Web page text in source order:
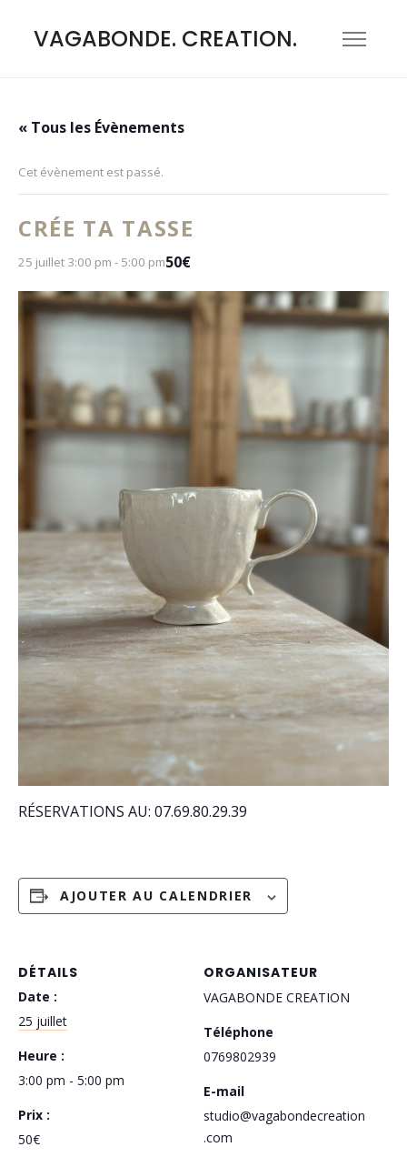
VAGABONDE. CREATION.
« Tous les Évènements
Cet évènement est passé.
CRÉE TA TASSE
25 juillet 3:00 pm - 5:00 pm50€
RÉSERVATIONS AU: 07.69.80.29.39
AJOUTER AU CALENDRIER
DÉTAILS
Date :
25 juillet
Heure :
3:00 pm - 5:00 pm
Prix :
50€
ORGANISATEUR
VAGABONDE CREATION
Téléphone
0769802939
E-mail
studio@vagabondecreation
.com